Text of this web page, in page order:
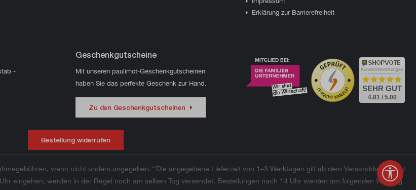
Erklärung zur Barrierefreiheit
-
Geschenkgutscheine
Mit unseren paulimot-Geschenkgutscheinen
haben Sie das perfekte Geschenk zur Hand.
Zu den Geschenkgutscheinen
Kundenbewertungen
SEHR GUT
4.81 / 5.00
Bestellung widerrufen
wenn nicht anders angegeben.**Die angegebene Lieferzeit von 1–3 Werktagen gilt ab dem Versanddatum und
eingehen, werden in der Regel noch am selben Tag versendet. Bestellungen nach 14 Uhr werden am folgenden Werktag